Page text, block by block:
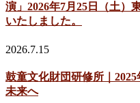
演」2026年7月25日（土）
いたしました。
2026.7.15
鼓童文化財団研修所｜
未来へ